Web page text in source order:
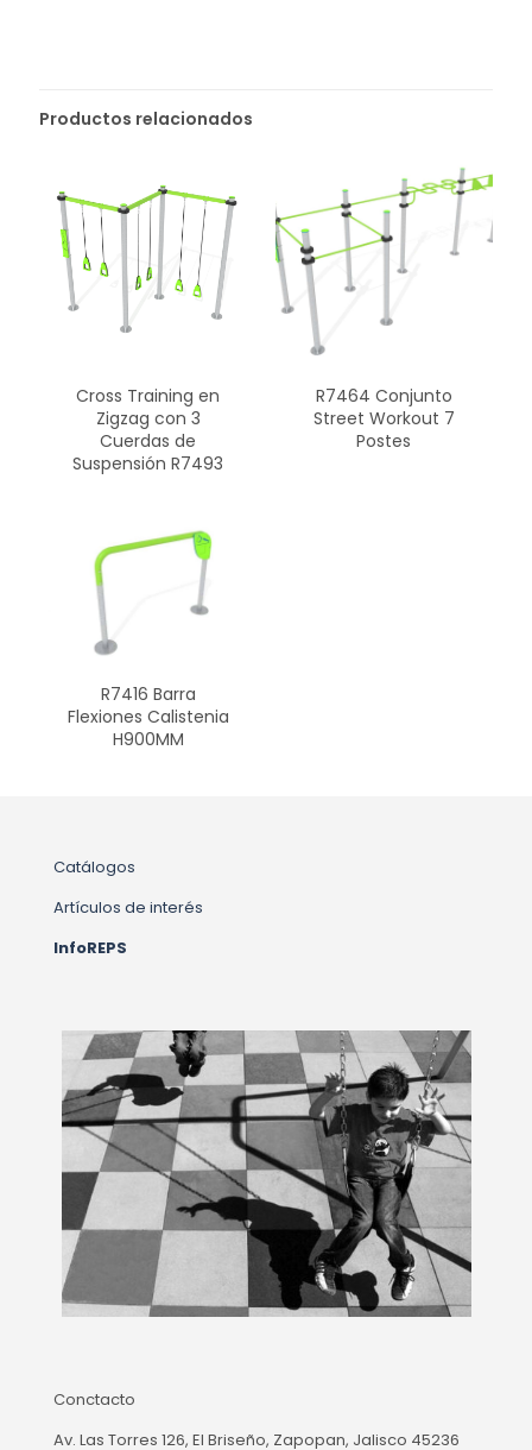
Productos relacionados
Cross Training en
Zigzag con 3
Cuerdas de
Suspensión R7493
R7464 Conjunto
Street Workout 7
Postes
R7416 Barra
Flexiones Calistenia
H900MM
Catálogos
Artículos de interés
InfoREPS
Conctacto
Av. Las Torres 126, El Briseño, Zapopan, Jalisco 45236